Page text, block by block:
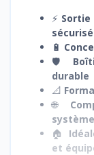
⚡
🔋
🛡️
durable
📐
🌐
🏠
et